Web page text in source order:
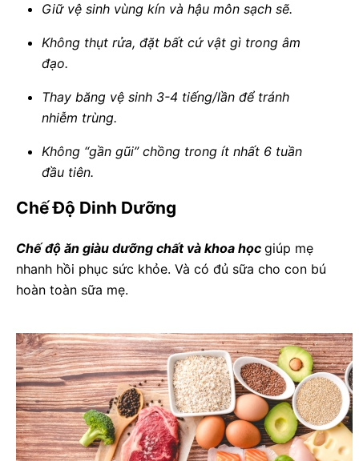
Giữ vệ sinh vùng kín và hậu môn sạch sẽ.
Không thụt rửa, đặt bất cứ vật gì trong âm
đạo.
Thay băng vệ sinh 3-4 tiếng/lần để tránh
nhiễm trùng.
Không “gần gũi” chồng trong ít nhất 6 tuần
đầu tiên.
Chế Độ Dinh Dưỡng
Chế độ ăn giàu dưỡng chất và khoa học giúp mẹ
nhanh hồi phục sức khỏe. Và có đủ sữa cho con bú
hoàn toàn sữa mẹ.